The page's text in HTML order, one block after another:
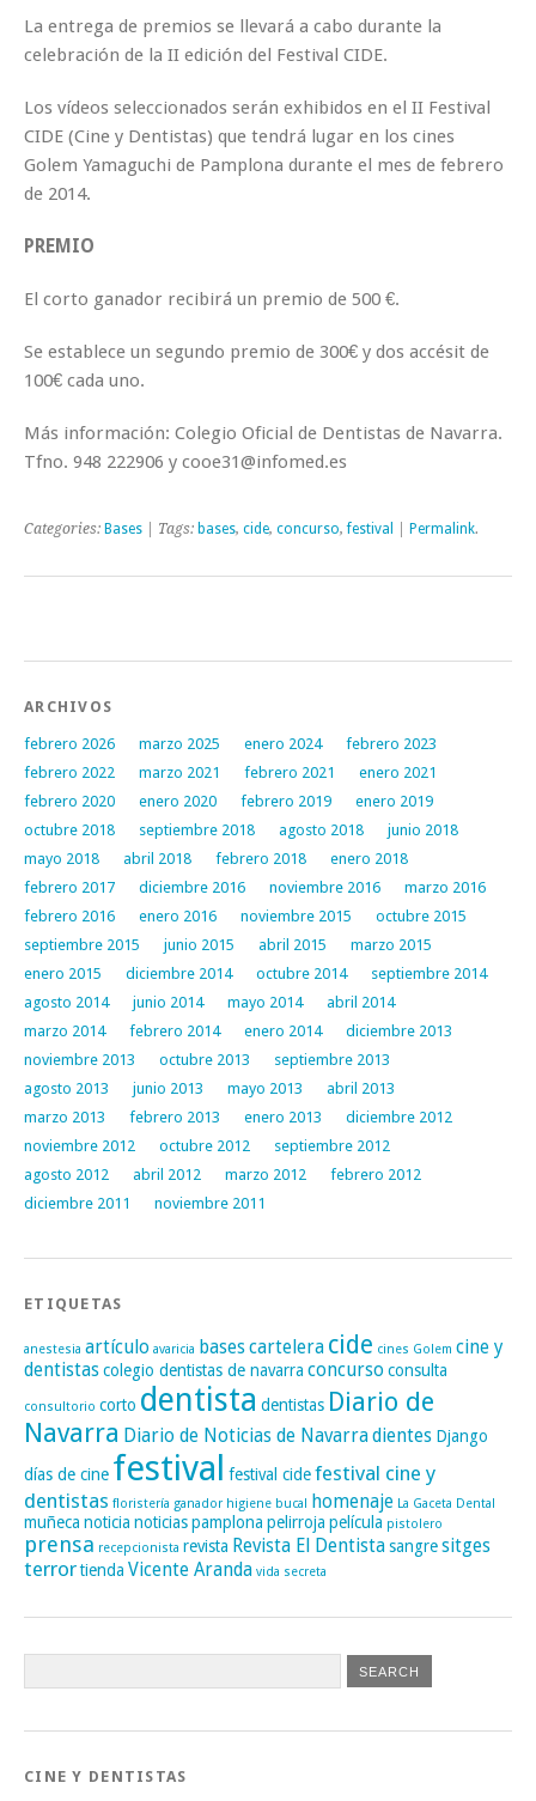
La entrega de premios se llevará a cabo durante la
celebración de la II edición del Festival CIDE.
Los vídeos seleccionados serán exhibidos en el II Festival
CIDE (Cine y Dentistas) que tendrá lugar en los cines
Golem Yamaguchi de Pamplona durante el mes de febrero
de 2014.
PREMIO
El corto ganador recibirá un premio de 500 €.
Se establece un segundo premio de 300€ y dos accésit de
100€ cada uno.
Más información: Colegio Oficial de Dentistas de Navarra.
Tfno. 948 222906 y cooe31@infomed.es
Categories: Bases | Tags: bases, cide, concurso,festival Permalink.
Post navigation
ARCHIVOS
febrero 2026 marzo 2025 enero 2024
febrero 2023
febrero 2022
marzo 2021 febrero 2021
enero 2021
febrero 2020
enero 2020 febrero 2019
enero 2019
octubre 2018
septiembre 2018 agosto 2018
junio 2018
mayo 2018
abril 2018 febrero 2018
enero 2018
febrero 2017
diciembre 2016 noviembre 2016
marzo 2016
febrero 2016
enero 2016 noviembre 2015
octubre 2015
septiembre 2015
junio 2015 abril 2015
marzo 2015
enero 2015
diciembre 2014 octubre 2014
septiembre 2014
agosto 2014
junio 2014 mayo 2014
abril 2014
marzo 2014
febrero 2014 enero 2014
diciembre 2013
noviembre 2013
octubre 2013
septiembre 2013
agosto 2013
junio 2013 mayo 2013
abril 2013
marzo 2013
febrero 2013 enero 2013
diciembre 2012
noviembre 2012
octubre 2012
septiembre 2012
agosto 2012
abril 2012 marzo 2012
febrero 2012
diciembre 2011
noviembre 2011
ETIQUETAS
anestesia artículo avaricia basescartelera cide cines Golem cine y
dentistascolegio dentistas de navarra concurso consulta
consultorio corto dentista dentistas Diario de
Navarra Diario de Noticias de Navarradientes Django
días de cine festival festival cidefestival cine y
dentistas floristería ganador higiene bucal homenaje La Gaceta Dental
muñeca noticia noticiaspamplona pelirroja película pistolero
prensa recepcionista revista Revista El Dentistasangresitges
terrortienda Vicente Aranda vida secreta
CINE Y DENTISTAS